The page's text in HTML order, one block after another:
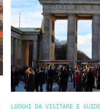
LUOGHI DA VISITARE E